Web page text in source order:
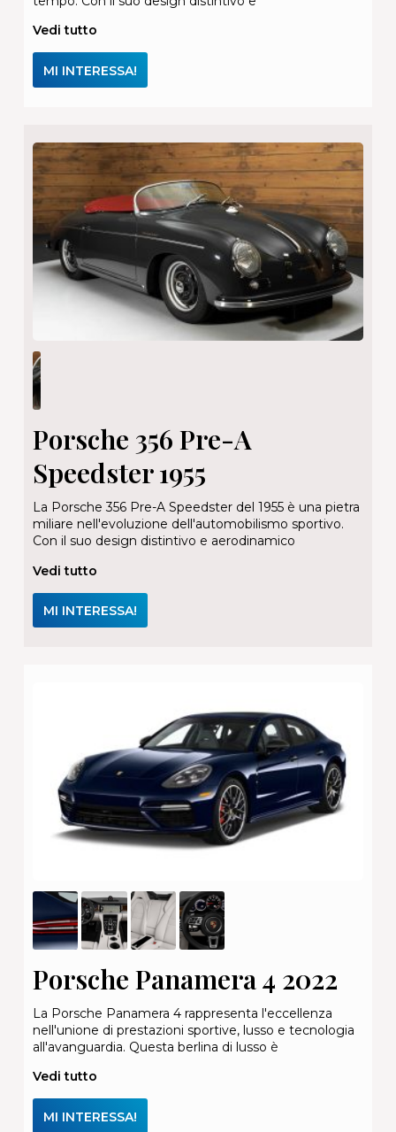
Vedi tutto
MI INTERESSA!
Porsche 356 Pre-A
Speedster 1955
La Porsche 356 Pre-A Speedster del 1955 è una pietra
miliare nell'evoluzione dell'automobilismo sportivo.
Con il suo design distintivo e aerodinamico
Vedi tutto
MI INTERESSA!
Porsche Panamera 4 2022
La Porsche Panamera 4 rappresenta l'eccellenza
nell'unione di prestazioni sportive, lusso e tecnologia
all'avanguardia. Questa berlina di lusso è
Vedi tutto
MI INTERESSA!